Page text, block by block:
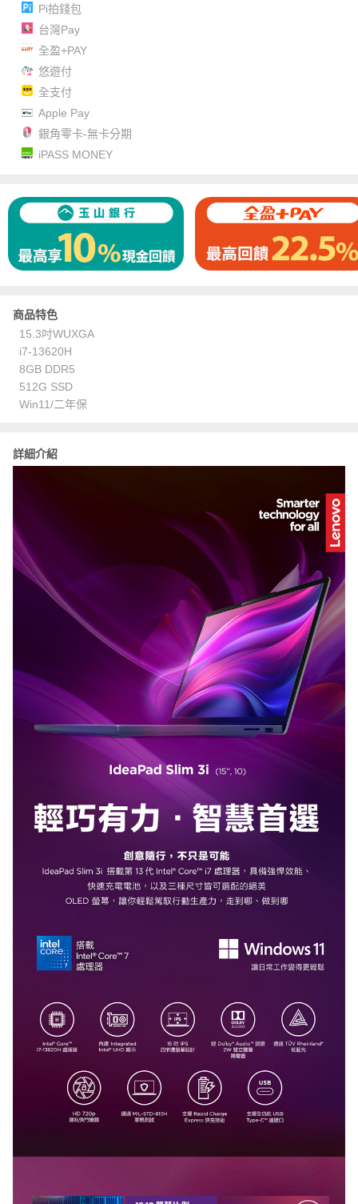
Pi拍錢包
台灣Pay
全盈+PAY
悠遊付
全支付
Apple Pay
銀角零卡-無卡分期
iPASS MONEY
商品特色
15.3吋WUXGA
i7-13620H
8GB DDR5
512G SSD
Win11/二年保
詳細介紹